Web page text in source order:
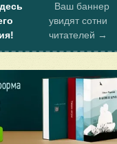
Ваш баннер
увидят сотни
читателей →